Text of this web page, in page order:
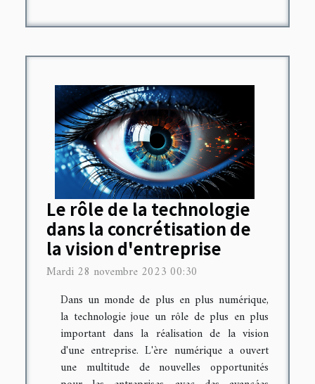
Le rôle de la technologie
dans la concrétisation de
la vision d'entreprise
Mardi 28 novembre 2023 00:30
Dans un monde de plus en plus numérique,
la technologie joue un rôle de plus en plus
important dans la réalisation de la vision
d'une entreprise. L'ère numérique a ouvert
une multitude de nouvelles opportunités